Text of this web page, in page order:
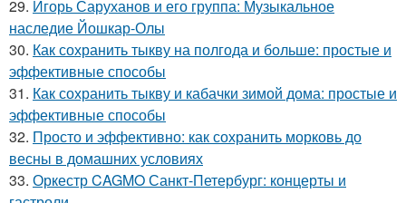
29. Игорь Саруханов и его группа: Музыкальное
наследие Йошкар-Олы
30. Как сохранить тыкву на полгода и больше: простые и
эффективные способы
31. Как сохранить тыкву и кабачки зимой дома: простые и
эффективные способы
32. Просто и эффективно: как сохранить морковь до
весны в домашних условиях
33. Оркестр CAGMO Санкт-Петербург: концерты и